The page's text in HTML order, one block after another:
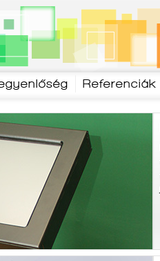
Referenciák